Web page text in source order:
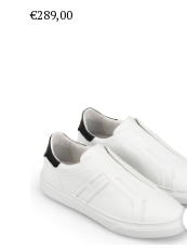
€289,00